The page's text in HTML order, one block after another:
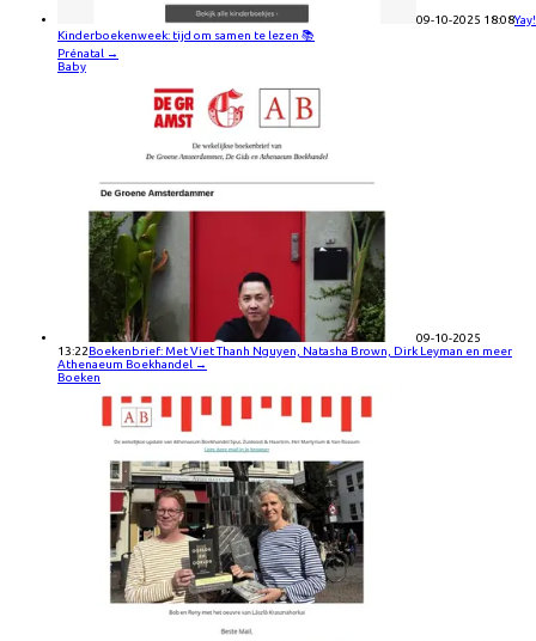
09-10-2025 18:08Yay!
Kinderboekenweek: tijd om samen te lezen 📚
Prénatal →
Baby
09-10-2025
13:22Boekenbrief: Met Viet Thanh Nguyen, Natasha Brown, Dirk Leyman en meer
Athenaeum Boekhandel →
Boeken